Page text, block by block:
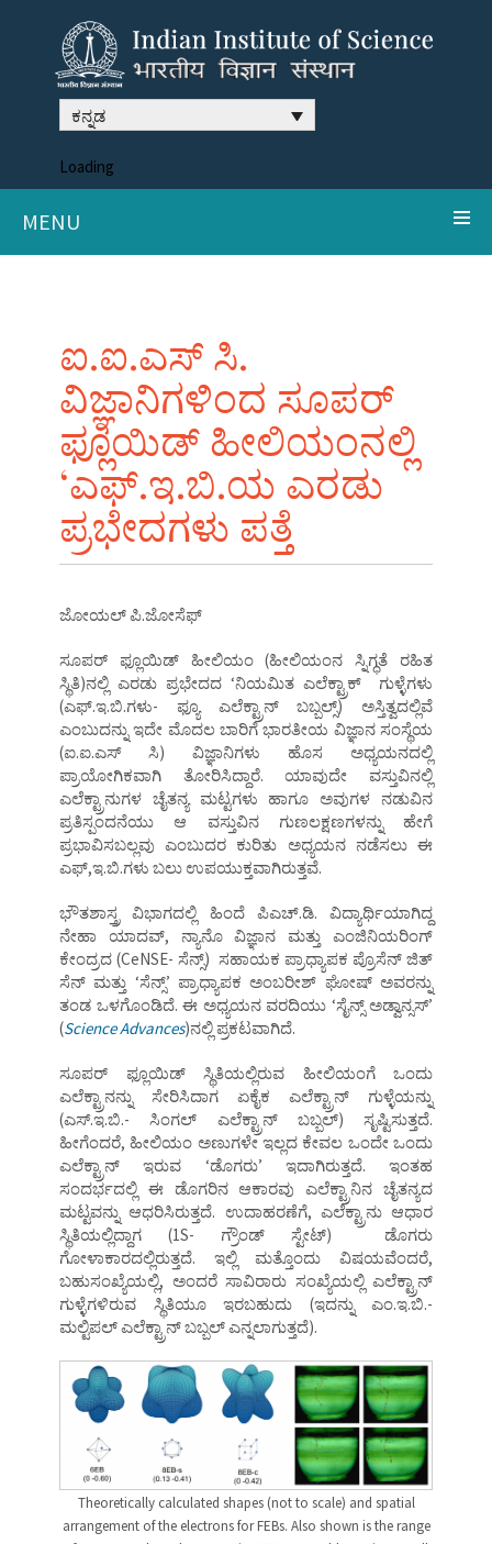
ಕನ್ನಡ
Loading
MENU
ಐ.ಐ.ಎಸ್ ಸಿ.
ವಿಜ್ಞಾನಿಗಳಿಂದ ಸೂಪರ್
ಫ್ಲೂಯಿಡ್ ಹೀಲಿಯಂನಲ್ಲಿ
‘ಎಫ್.ಇ.ಬಿ.ಯ ಎರಡು
ಪ್ರಭೇದಗಳು ಪತ್ತೆ
ಜೋಯಲ್ ಪಿ.ಜೋಸೆಫ್
ಸೂಪರ್ ಫ್ಲೂಯಿಡ್ ಹೀಲಿಯಂ (ಹೀಲಿಯಂನ ಸ್ನಿಗ್ಧತೆ ರಹಿತ
ಸ್ಥಿತಿ)ನಲ್ಲಿ ಎರಡು ಪ್ರಭೇದದ ‘ನಿಯಮಿತ ಎಲೆಕ್ಟ್ರಾಕ್ ಗುಳ್ಳೆಗಳು
(ಎಫ್.ಇ.ಬಿ.ಗಳು- ಫ್ಯೂ ಎಲೆಕ್ಟ್ರಾನ್ ಬಬ್ಬಲ್ಸ್) ಅಸ್ತಿತ್ವದಲ್ಲಿವೆ
ಎಂಬುದನ್ನು ಇದೇ ಮೊದಲ ಬಾರಿಗೆ ಭಾರತೀಯ ವಿಜ್ಞಾನ ಸಂಸ್ಥೆಯ
(ಐ.ಐ.ಎಸ್ ಸಿ) ವಿಜ್ಞಾನಿಗಳು ಹೊಸ ಅಧ್ಯಯನದಲ್ಲಿ
ಪ್ರಾಯೋಗಿಕವಾಗಿ ತೋರಿಸಿದ್ದಾರೆ. ಯಾವುದೇ ವಸ್ತುವಿನಲ್ಲಿ
ಎಲೆಕ್ಟ್ರಾನುಗಳ ಚೈತನ್ಯ ಮಟ್ಟಗಳು ಹಾಗೂ ಅವುಗಳ ನಡುವಿನ
ಪ್ರತಿಸ್ಪಂದನೆಯು ಆ ವಸ್ತುವಿನ ಗುಣಲಕ್ಷಣಗಳನ್ನು ಹೇಗೆ
ಪ್ರಭಾವಿಸಬಲ್ಲವು ಎಂಬುದರ ಕುರಿತು ಅಧ್ಯಯನ ನಡೆಸಲು ಈ
ಎಫ್,ಇ.ಬಿ.ಗಳು ಬಲು ಉಪಯುಕ್ತವಾಗಿರುತ್ತವೆ.
ಭೌತಶಾಸ್ತ್ರ ವಿಭಾಗದಲ್ಲಿ ಹಿಂದೆ ಪಿಎಚ್.ಡಿ. ವಿದ್ಯಾರ್ಥಿಯಾಗಿದ್ದ
ನೇಹಾ ಯಾದವ್, ನ್ಯಾನೊ ವಿಜ್ಞಾನ ಮತ್ತು ಎಂಜಿನಿಯರಿಂಗ್
ಕೇಂದ್ರದ (CeNSE- ಸೆನ್ಸ್) ಸಹಾಯಕ ಪ್ರಾಧ್ಯಾಪಕ ಪ್ರೊಸೆನ್ ಜಿತ್
ಸೆನ್ ಮತ್ತು ‘ಸೆನ್ಸ್’ ಪ್ರಾಧ್ಯಾಪಕ ಅಂಬರೀಶ್ ಘೋಷ್ ಅವರನ್ನು
ತಂಡ ಒಳಗೊಂಡಿದೆ. ಈ ಅಧ್ಯಯನ ವರದಿಯು ‘ಸೈನ್ಸ್ ಅಡ್ವಾನ್ಸಸ್’
(Science Advances)ನಲ್ಲಿ ಪ್ರಕಟವಾಗಿದೆ.
ಸೂಪರ್ ಫ್ಲೂಯಿಡ್ ಸ್ಥಿತಿಯಲ್ಲಿರುವ ಹೀಲಿಯಂಗೆ ಒಂದು
ಎಲೆಕ್ಟ್ರಾನನ್ನು ಸೇರಿಸಿದಾಗ ಏಕೈಕ ಎಲೆಕ್ಟ್ರಾನ್ ಗುಳ್ಳೆಯನ್ನು
(ಎಸ್.ಇ.ಬಿ.- ಸಿಂಗಲ್ ಎಲೆಕ್ಟ್ರಾನ್ ಬಬ್ಬಲ್) ಸೃಷ್ಟಿಸುತ್ತದೆ.
ಹೀಗೆಂದರೆ, ಹೀಲಿಯಂ ಅಣುಗಳೇ ಇಲ್ಲದ ಕೇವಲ ಒಂದೇ ಒಂದು
ಎಲೆಕ್ಟ್ರಾನ್ ಇರುವ ‘ಡೊಗರು’ ಇದಾಗಿರುತ್ತದೆ. ಇಂತಹ
ಸಂದರ್ಭದಲ್ಲಿ ಈ ಡೊಗರಿನ ಆಕಾರವು ಎಲೆಕ್ಟ್ರಾನಿನ ಚೈತನ್ಯದ
ಮಟ್ಟವನ್ನು ಆಧರಿಸಿರುತ್ತದೆ. ಉದಾಹರಣೆಗೆ, ಎಲೆಕ್ಟ್ರಾನು ಆಧಾರ
ಸ್ಥಿತಿಯಲ್ಲಿದ್ದಾಗ (1S- ಗ್ರೌಂಡ್ ಸ್ಟೇಟ್) ಡೊಗರು
ಗೋಳಾಕಾರದಲ್ಲಿರುತ್ತದೆ. ಇಲ್ಲಿ ಮತ್ತೊಂದು ವಿಷಯವೆಂದರೆ,
ಬಹುಸಂಖ್ಯೆಯಲ್ಲಿ, ಅಂದರೆ ಸಾವಿರಾರು ಸಂಖ್ಯೆಯಲ್ಲಿ ಎಲೆಕ್ಟ್ರಾನ್
ಗುಳ್ಳೆಗಳಿರುವ ಸ್ಥಿತಿಯೂ ಇರಬಹುದು (ಇದನ್ನು ಎಂ.ಇ.ಬಿ.-
ಮಲ್ಟಿಪಲ್ ಎಲೆಕ್ಟ್ರಾನ್ ಬಬ್ಬಲ್ ಎನ್ನಲಾಗುತ್ತದೆ).
Theoretically calculated shapes (not to scale) and spatial
arrangement of the electrons for FEBs. Also shown is the range